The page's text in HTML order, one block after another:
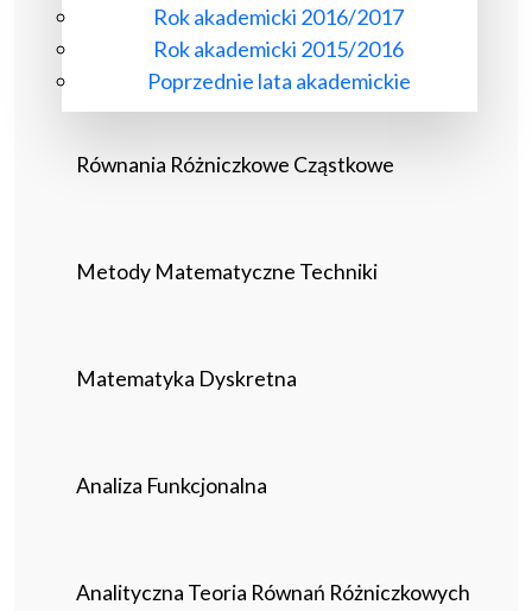
Rok akademicki 2016/2017
Rok akademicki 2015/2016
Poprzednie lata akademickie
Równania Różniczkowe Cząstkowe
Metody Matematyczne Techniki
Matematyka Dyskretna
Analiza Funkcjonalna
Analityczna Teoria Równań Różniczkowych